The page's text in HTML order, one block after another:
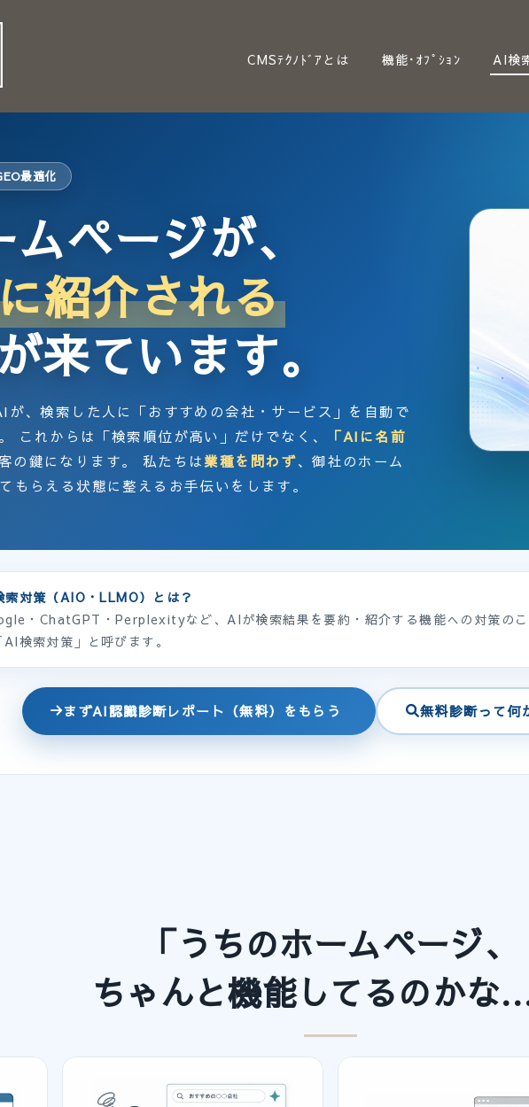
CMSﾃｸﾉﾄﾞｱとは 機能･ｵﾌﾟｼｮﾝ AI検
最適化
ページが、
紹介される
来ています。
、検索した人に「おすすめの会社・サービス」を自動で
これからは「検索順位が高い」だけでなく、
「AIに名前
の鍵になります。 私たちは業種を問わず、御社のホーム
もらえる状態に整えるお手伝いをします。
索対策（AIO・LLMO）とは？
・ChatGPT・Perplexityなど、AIが検索結果を要約・紹介する機能への対策の
AI検索対策」と呼びます。
まずAI認識診断レポート（無料）をもらう 無料診断って何
「うちのホームページ、
ちゃんと機能してるのかな